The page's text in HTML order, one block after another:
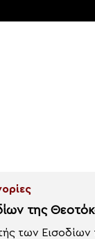
της
των